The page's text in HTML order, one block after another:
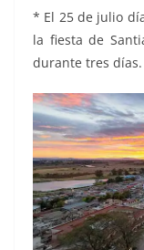
* El 25 de julio
la fiesta de
durante tres días.